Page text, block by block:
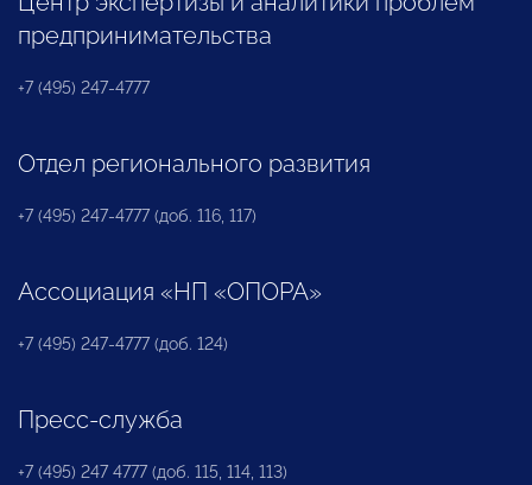
предпринимательства
+7 (495) 247-4777
Отдел регионального развития
+7 (495) 247-4777 (доб. 116, 117)
Ассоциация «НП «ОПОРА»
+7 (495) 247-4777 (доб. 124)
Пресс-служба
+7 (495) 247 4777 (доб. 115, 114, 113)